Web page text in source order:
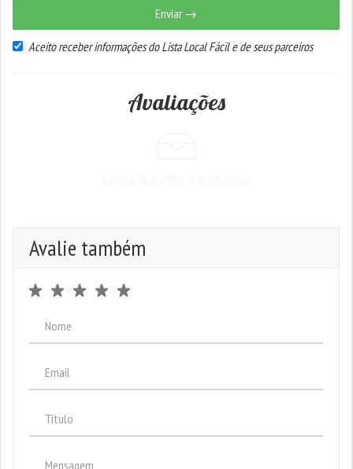
Enviar →
Aceito receber informações do Lista Local Fácil e de seus parceiros
Avaliações
Avalie também